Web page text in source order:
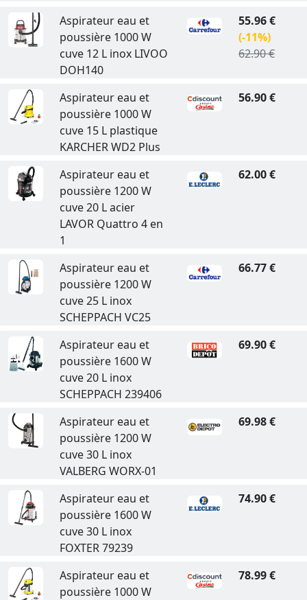
Aspirateur eau et
poussière 1000 W
cuve 12 L inox LIVOO
DOH140
55.96 €
(-11%)
62.90 €
Aspirateur eau et
poussière 1000 W
cuve 15 L plastique
KARCHER WD2 Plus
56.90 €
Aspirateur eau et
poussière 1200 W
cuve 20 L acier
LAVOR Quattro 4 en
1
62.00 €
Aspirateur eau et
poussière 1200 W
cuve 25 L inox
SCHEPPACH VC25
66.77 €
Aspirateur eau et
poussière 1600 W
cuve 20 L inox
SCHEPPACH 239406
69.90 €
Aspirateur eau et
poussière 1200 W
cuve 30 L inox
VALBERG WORX-01
69.98 €
Aspirateur eau et
poussière 1600 W
cuve 30 L inox
FOXTER 79239
74.90 €
Aspirateur eau et
poussière 1000 W
78.99 €